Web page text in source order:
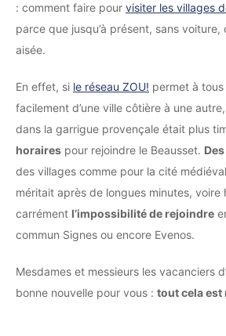
: comment faire pour visiter les villages
parce que jusqu’à présent, sans voiture,
aisée.
En effet, si le réseau ZOU! permet à
facilement d’une ville côtière à une
dans la garrigue provençale était plus
horaires pour rejoindre le Beausset.
des villages comme pour la cité
méritait après de longues minutes, voire
carrément l’impossibilité de rejoindre
commun Signes ou encore Evenos.
Mesdames et messieurs les vacanciers
bonne nouvelle pour vous : tout cela est